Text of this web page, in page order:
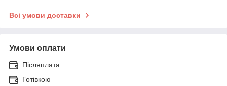
Всі умови доставки
Умови оплати
Післяплата
Готівкою